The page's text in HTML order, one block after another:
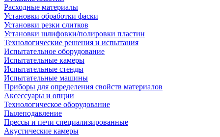
Расходные материалы
Установки обработки фаски
Установки резки слитков
Установки шлифовки/полировки пластин
Технологические решения и испытания
Испытательное оборудование
Испытательные камеры
Испытательные стенды
Испытательные машины
Приборы для определения свойств материалов
Аксессуары и опции
Технологическое оборудование
Пылеподавление
Прессы и печи специализированные
Акустические камеры